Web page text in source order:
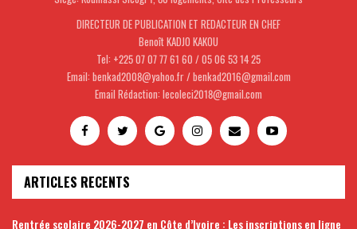
DIRECTEUR DE PUBLICATION ET REDACTEUR EN CHEF
Benoît KADJO KAKOU
Tel: +225 07 07 77 61 60 / 05 06 53 14 25
Email: benkad2008@yahoo.fr / benkad2016@gmail.com
Email Rédaction: lecoleci2018@gmail.com
ARTICLES RECENTS
Rentrée scolaire 2026-2027 en Côte d’Ivoire : Les inscriptions en ligne